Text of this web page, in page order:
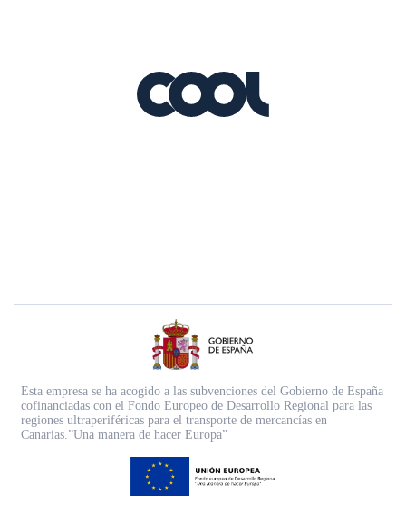
Esta empresa se ha acogido a las subvenciones del Gobierno de España
cofinanciadas con el Fondo Europeo de Desarrollo Regional para las
regiones ultraperiféricas para el transporte de mercancías en
Canarias.”Una manera de hacer Europa”